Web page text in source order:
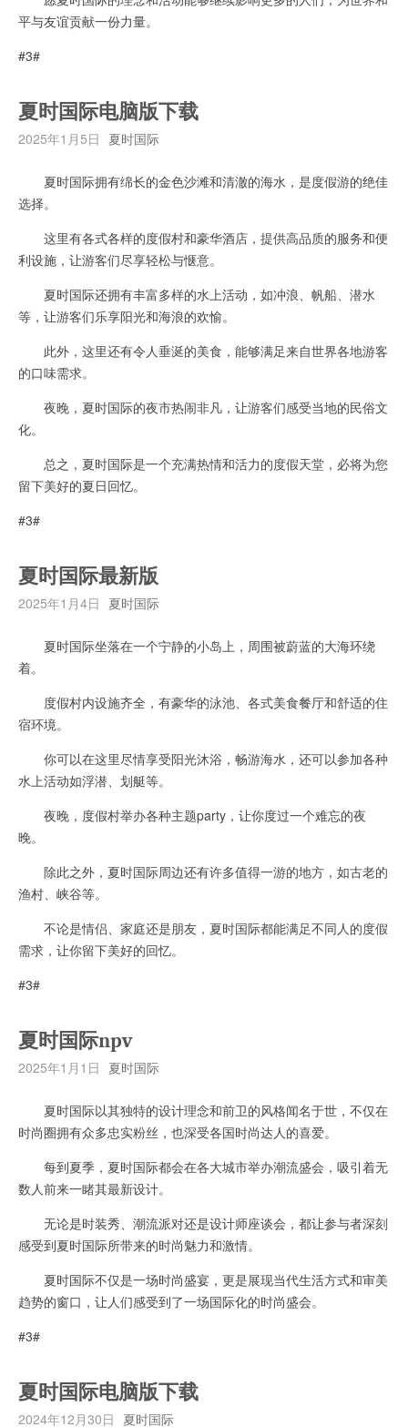
平与友谊贡献一份力量。
#3#
夏时国际电脑版下载
2025年1月5日 夏时国际
夏时国际拥有绵长的金色沙滩和清澈的海水，是度假游的绝佳
选择。
这里有各式各样的度假村和豪华酒店，提供高品质的服务和便
利设施，让游客们尽享轻松与惬意。
夏时国际还拥有丰富多样的水上活动，如冲浪、帆船、潜水
等，让游客们乐享阳光和海浪的欢愉。
此外，这里还有令人垂涎的美食，能够满足来自世界各地游客
的口味需求。
夜晚，夏时国际的夜市热闹非凡，让游客们感受当地的民俗文
化。
总之，夏时国际是一个充满热情和活力的度假天堂，必将为您
留下美好的夏日回忆。
#3#
夏时国际最新版
2025年1月4日 夏时国际
夏时国际坐落在一个宁静的小岛上，周围被蔚蓝的大海环绕
着。
度假村内设施齐全，有豪华的泳池、各式美食餐厅和舒适的住
宿环境。
你可以在这里尽情享受阳光沐浴，畅游海水，还可以参加各种
水上活动如浮潜、划艇等。
夜晚，度假村举办各种主题party，让你度过一个难忘的夜
晚。
除此之外，夏时国际周边还有许多值得一游的地方，如古老的
渔村、峡谷等。
不论是情侣、家庭还是朋友，夏时国际都能满足不同人的度假
需求，让你留下美好的回忆。
#3#
夏时国际npv
2025年1月1日 夏时国际
夏时国际以其独特的设计理念和前卫的风格闻名于世，不仅在
时尚圈拥有众多忠实粉丝，也深受各国时尚达人的喜爱。
每到夏季，夏时国际都会在各大城市举办潮流盛会，吸引着无
数人前来一睹其最新设计。
无论是时装秀、潮流派对还是设计师座谈会，都让参与者深刻
感受到夏时国际所带来的时尚魅力和激情。
夏时国际不仅是一场时尚盛宴，更是展现当代生活方式和审美
趋势的窗口，让人们感受到了一场国际化的时尚盛会。
#3#
夏时国际电脑版下载
2024年12月30日 夏时国际